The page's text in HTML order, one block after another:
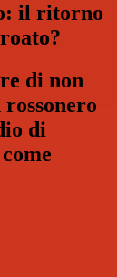
il ritorno
di non
di